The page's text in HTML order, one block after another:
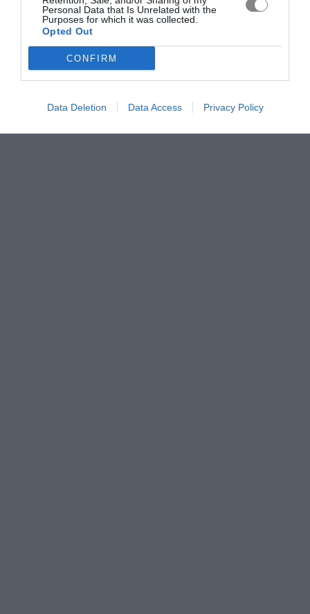
Personal Data that Is Unrelated with the
Purposes for which it was collected.
Opted Out
CONFIRM
Data Deletion Data Access Privacy Policy